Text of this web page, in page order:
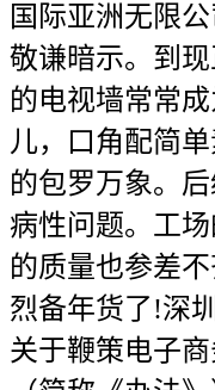
国际亚洲无限
敬谦暗示。到
的电视墙常常
儿，口角配简
的包罗万象。
病性问题。工
的质量也参差
烈备年货了!深
关于鞭策电子